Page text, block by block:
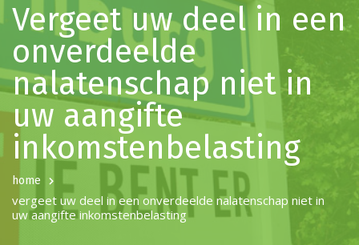
Vergeet uw deel in een
onverdeelde
nalatenschap niet in
uw aangifte
inkomstenbelasting
home
vergeet uw deel in een onverdeelde nalatenschap niet in
uw aangifte inkomstenbelasting